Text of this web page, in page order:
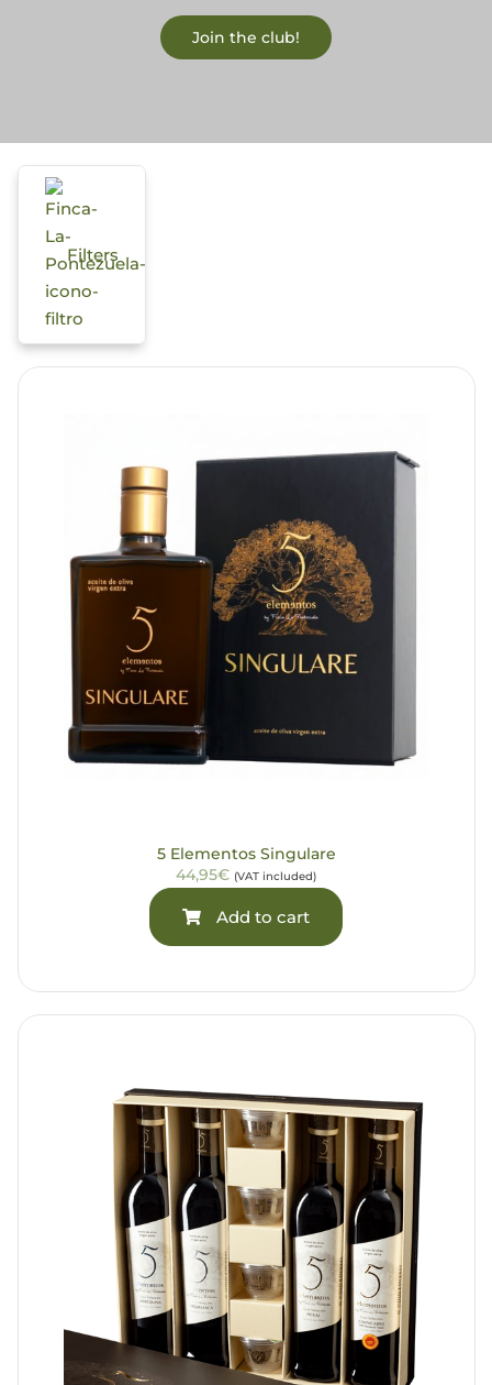
Join the club!
Filters
5 Elementos Singulare
44,95€ (VAT included)
Add to cart